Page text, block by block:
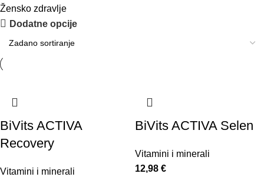
Žensko zdravlje
Dodatne opcije
BiVits ACTIVA
Recovery
Vitamini i minerali
BiVits ACTIVA Selen
Vitamini i minerali
12,98 €